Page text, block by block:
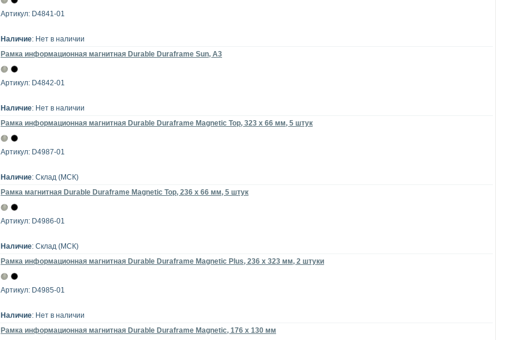
Артикул: D4841-01
Наличие: Нет в наличии
Рамка информационная магнитная Durable Duraframe Sun, A3
Артикул: D4842-01
Наличие: Нет в наличии
Рамка информационная магнитная Durable Duraframe Magnetic Top, 323 x 66 мм, 5 штук
Артикул: D4987-01
Наличие: Склад (МСК)
Рамка магнитная Durable Duraframe Magnetic Top, 236 x 66 мм, 5 штук
Артикул: D4986-01
Наличие: Склад (МСК)
Рамка информационная магнитная Durable Duraframe Magnetic Plus, 236 x 323 мм, 2 штуки
Артикул: D4985-01
Наличие: Нет в наличии
Рамка информационная магнитная Durable Duraframe Magnetic, 176 x 130 мм